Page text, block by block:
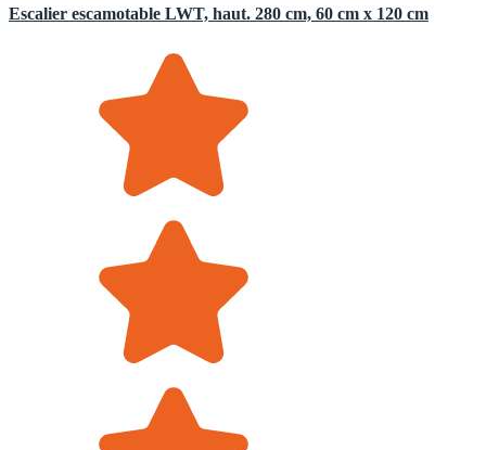
Escalier escamotable LWT, haut. 280 cm, 60 cm x 120 cm